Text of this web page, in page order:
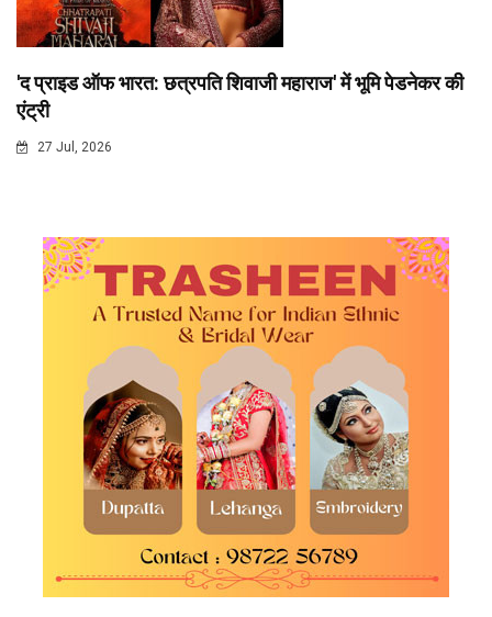
'द प्राइड ऑफ भारत: छत्रपति शिवाजी महाराज' में भूमि पेडनेकर की
एंट्री
27 Jul, 2026